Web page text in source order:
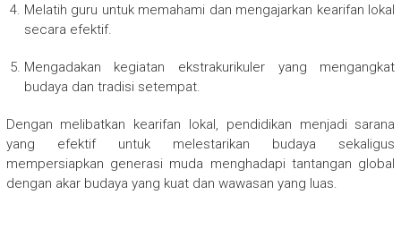
Melatih guru untuk memahami dan mengajarkan kearifan lokal
secara efektif.
Mengadakan kegiatan ekstrakurikuler yang mengangkat
budaya dan tradisi setempat.
Dengan melibatkan kearifan lokal, pendidikan menjadi sarana
yang efektif untuk melestarikan budaya sekaligus
mempersiapkan generasi muda menghadapi tantangan global
dengan akar budaya yang kuat dan wawasan yang luas.